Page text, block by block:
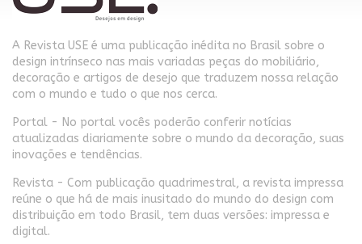
A Revista USE é uma publicação inédita no Brasil sobre o
design intrínseco nas mais variadas peças do mobiliário,
decoração e artigos de desejo que traduzem nossa relação
com o mundo e tudo o que nos cerca.
Portal - No portal vocês poderão conferir notícias
atualizadas diariamente sobre o mundo da decoração, suas
inovações e tendências.
Revista - Com publicação quadrimestral, a revista impressa
reúne o que há de mais inusitado do mundo do design com
distribuição em todo Brasil, tem duas versões: impressa e
digital.